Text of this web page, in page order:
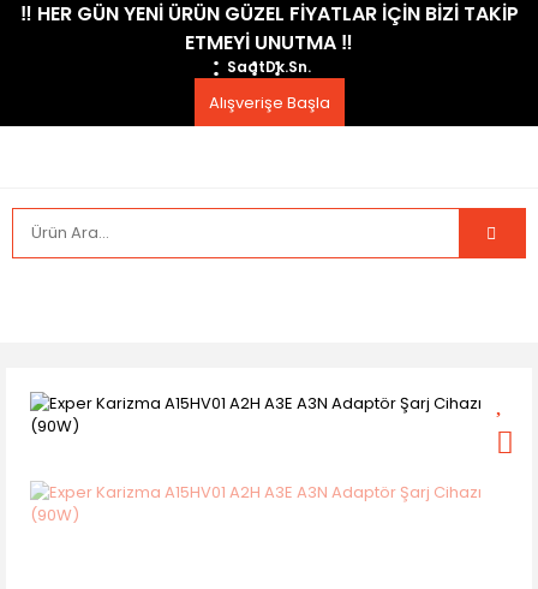
​‼️​ HER GÜN YENİ ÜRÜN GÜZEL FİYATLAR İÇİN BİZİ TAKİP
ETMEYİ UNUTMA ​‼️​
SaatDk.Sn.
Alışverişe Başla